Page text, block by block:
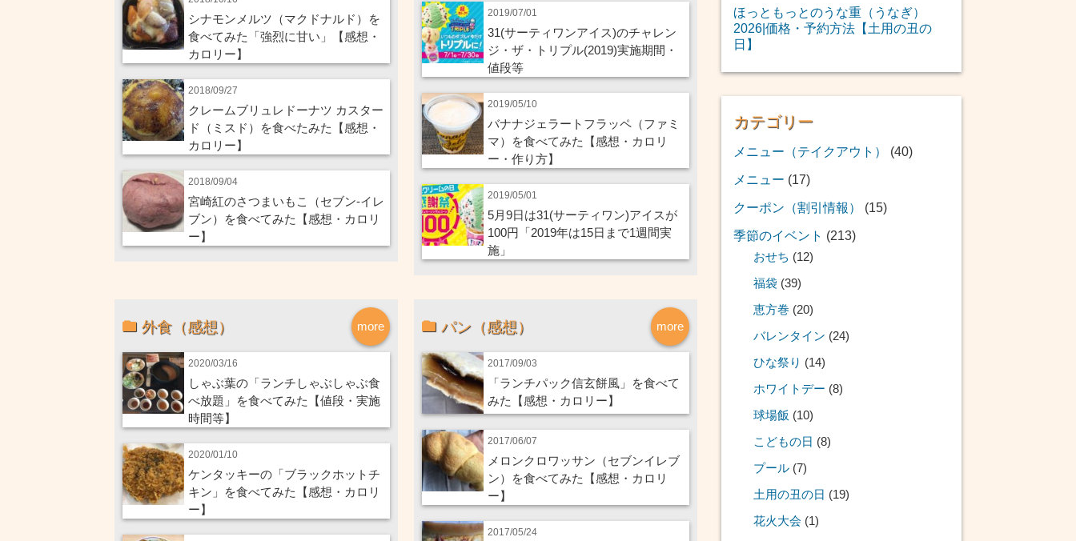
シナモンメルツ（マクドナルド）を
食べてみた「強烈に甘い」【感想・
カロリー】
2018/09/27
クレームブリュレドーナツ カスター
ド（ミスド）を食べたみた【感想・
カロリー】
2018/09/04
宮崎紅のさつまいもこ（セブン-イレ
ブン）を食べてみた【感想・カロリ
ー】
2019/07/01
31(サーティワンアイス)のチャレン
ジ・ザ・トリプル(2019)実施期間・
値段等
2019/05/10
バナナジェラートフラッペ（ファミ
マ）を食べてみた【感想・カロリ
ー・作り方】
2019/05/01
5月9日は31(サーティワン)アイスが
100円「2019年は15日まで1週間実
施」
more
外食（感想）
2020/03/16
しゃぶ葉の「ランチしゃぶしゃぶ食
べ放題」を食べてみた【値段・実施
時間等】
2020/01/10
ケンタッキーの「ブラックホットチ
キン」を食べてみた【感想・カロリ
ー】
more
パン（感想）
2017/09/03
「ランチパック信玄餅風」を食べて
みた【感想・カロリー】
2017/06/07
メロンクロワッサン（セブンイレブ
ン）を食べてみた【感想・カロリ
ー】
2017/05/24
ほっともっとのうな重（うなぎ）
2026|価格・予約方法【土用の丑の
日】
カテゴリー
メニュー（テイクアウト）
(40)
メニュー (17)
クーポン（割引情報）
(15)
季節のイベント (213)
おせち (12)
福袋 (39)
恵方巻 (20)
バレンタイン (24)
ひな祭り (14)
ホワイトデー (8)
球場飯 (10)
こどもの日 (8)
プール (7)
土用の丑の日 (19)
花火大会 (1)